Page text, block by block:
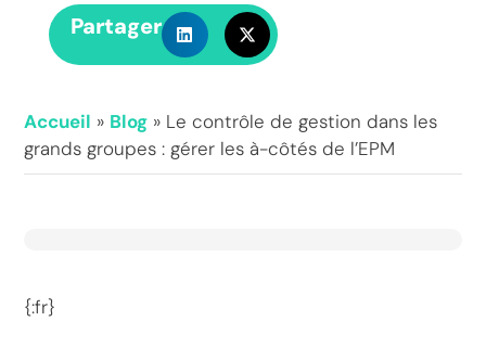
Partager
Accueil » Blog » Le contrôle de gestion dans les
grands groupes : gérer les à-côtés de l’EPM
{:fr}